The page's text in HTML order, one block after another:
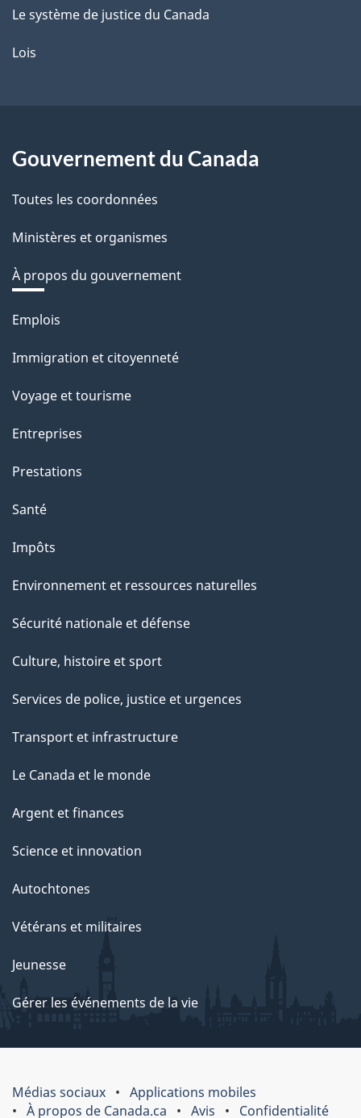
Le système de justice du Canada
Lois
Gouvernement du Canada
Toutes les coordonnées
Ministères et organismes
À propos du gouvernement
Thèmes
sujets
Emplois
Immigration et citoyenneté
Voyage et tourisme
Entreprises
Prestations
Santé
Impôts
Environnement et ressources naturelles
Sécurité nationale et défense
Culture, histoire et sport
Services de police, justice et urgences
Transport et infrastructure
Le Canada et le monde
Argent et finances
Science et innovation
Autochtones
Vétérans et militaires
Jeunesse
Gérer les événements de la vie
Médias sociaux
Applications mobiles
À propos de Canada.ca
Avis Confidentialité